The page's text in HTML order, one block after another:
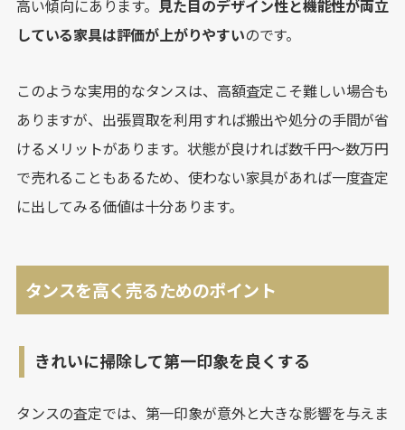
高い傾向にあります。 見た目のデザイン性と機能性が両立
している家具は評価が上がりやすいのです。
このような実用的なタンスは、高額査定こそ難しい場合も
ありますが、出張買取を利用すれば搬出や処分の手間が省
けるメリットがあります。状態が良ければ数千円〜数万円
で売れることもあるため、使わない家具があれば一度査定
に出してみる価値は十分あります。
タンスを高く売るためのポイント
きれいに掃除して第一印象を良くする
タンスの査定では、第一印象が意外と大きな影響を与えま